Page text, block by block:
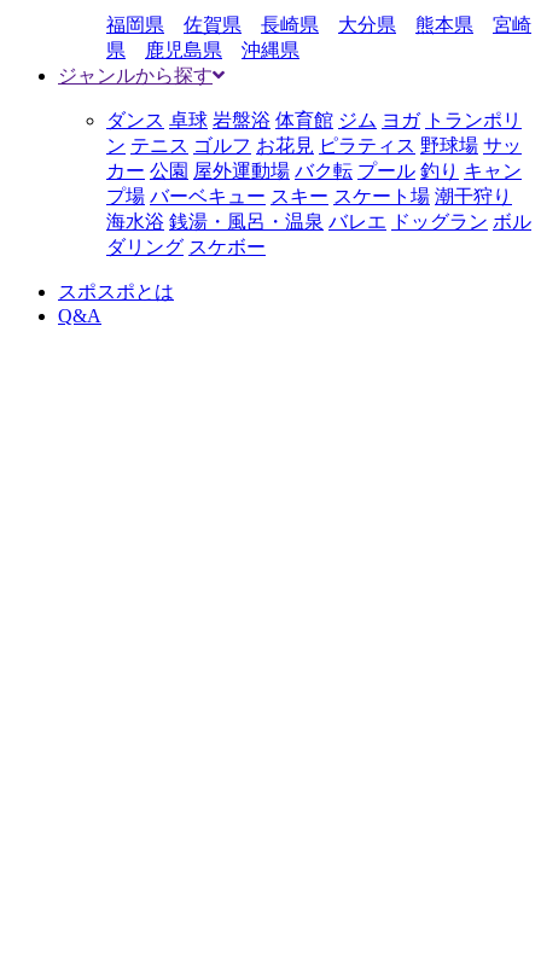
福岡県 佐賀県 長崎県 大分県 熊本県
宮崎
県
鹿児島県
沖縄県
ジャンルから探す
ダンス 卓球 岩盤浴 体育館 ジム ヨガ トランポリ
ン テニス ゴルフ お花見 ピラティス 野球場 サッ
カー 公園 屋外運動場 バク転 プール 釣り キャン
プ場 バーベキュー スキー スケート場 潮干狩り
海水浴 銭湯・風呂・温泉 バレエ ドッグラン ボル
ダリング スケボー
スポスポとは
Q&A